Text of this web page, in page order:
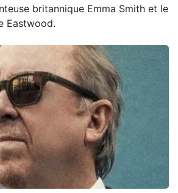
britannique Emma Smith et le
Eastwood.